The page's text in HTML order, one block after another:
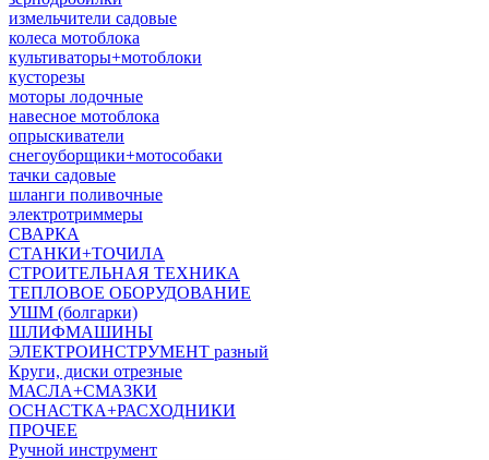
измельчители садовые
колеса мотоблока
культиваторы+мотоблоки
кусторезы
моторы лодочные
навесное мотоблока
опрыскиватели
снегоуборщики+мотособаки
тачки садовые
шланги поливочные
электротриммеры
СВАРКА
СТАНКИ+ТОЧИЛА
СТРОИТЕЛЬНАЯ ТЕХНИКА
ТЕПЛОВОЕ ОБОРУДОВАНИЕ
УШМ (болгарки)
ШЛИФМАШИНЫ
ЭЛЕКТРОИНСТРУМЕНТ разный
Круги, диски отрезные
МАСЛА+СМАЗКИ
ОСНАСТКА+РАСХОДНИКИ
ПРОЧЕЕ
Ручной инструмент